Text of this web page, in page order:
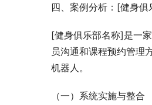
四、案例分析：[健身
[健身俱乐部名称]是一
员沟通和课程预约管理
机器人。
（一）系统实施与整合